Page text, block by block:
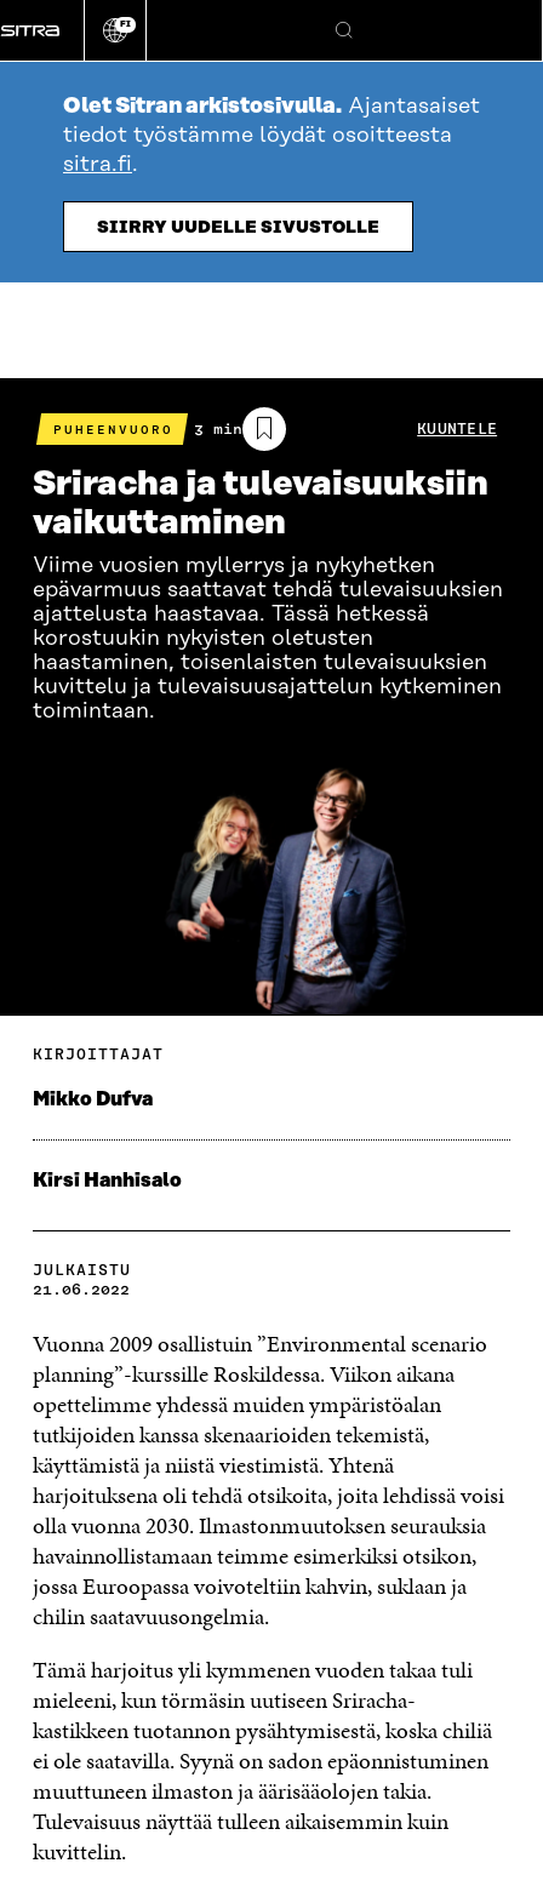
suoraan
sisältöön
Vaihda
kieli
FI
Hae
Olet Sitran arkistosivulla. Ajantasaiset
tiedot työstämme löydät osoitteesta
sitra.fi.
SIIRRY UUDELLE SIVUSTOLLE
PUHEENVUORO
Arvioitu
lukuaika
3 min KUUNTELE
Sriracha ja tulevaisuuksiin
vaikuttaminen
Viime vuosien myllerrys ja nykyhetken
epävarmuus saattavat tehdä tulevaisuuksien
ajattelusta haastavaa. Tässä hetkessä
korostuukin nykyisten oletusten
haastaminen, toisenlaisten tulevaisuuksien
kuvittelu ja tulevaisuusajattelun kytkeminen
toimintaan.
KIRJOITTAJAT
Mikko Dufva
Kirsi Hanhisalo
JULKAISTU
21.06.2022
Vuonna 2009 osallistuin ”Environmental scenario
planning”-kurssille Roskildessa. Viikon aikana
opettelimme yhdessä muiden ympäristöalan
tutkijoiden kanssa skenaarioiden tekemistä,
käyttämistä ja niistä viestimistä. Yhtenä
harjoituksena oli tehdä otsikoita, joita lehdissä voisi
olla vuonna 2030. Ilmastonmuutoksen seurauksia
havainnollistamaan teimme esimerkiksi otsikon,
jossa Euroopassa voivoteltiin kahvin, suklaan ja
chilin saatavuusongelmia.
Tämä harjoitus yli kymmenen vuoden takaa tuli
mieleeni, kun törmäsin uutiseen Sriracha-
kastikkeen tuotannon pysähtymisestä, koska chiliä
ei ole saatavilla. Syynä on sadon epäonnistuminen
muuttuneen ilmaston ja äärisääolojen takia.
Tulevaisuus näyttää tulleen aikaisemmin kuin
kuvittelin.